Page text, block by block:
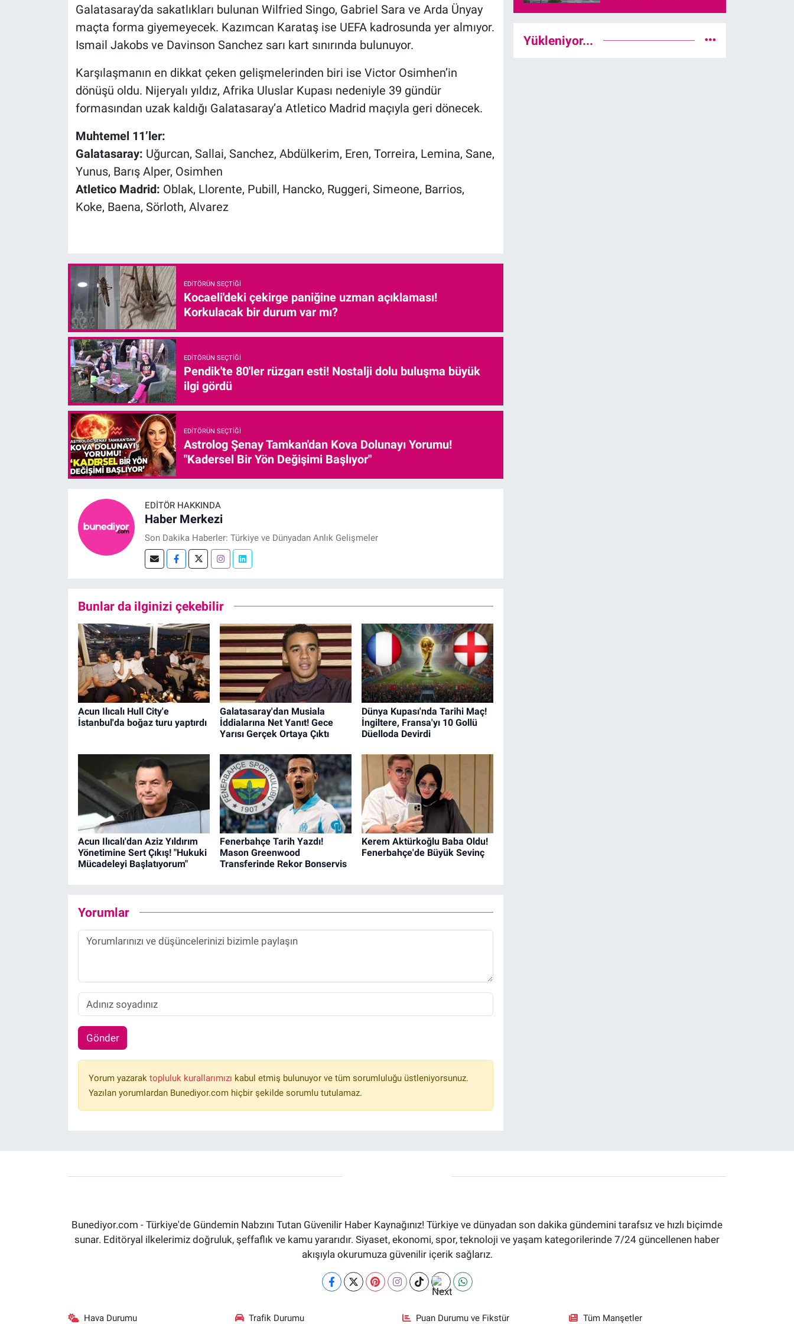
Galatasaray’da sakatlıkları bulunan Wilfried Singo, Gabriel Sara ve Arda Ünyay
maçta forma giyemeyecek. Kazımcan Karataş ise UEFA kadrosunda yer almıyor.
Ismail Jakobs ve Davinson Sanchez sarı kart sınırında bulunuyor.
Karşılaşmanın en dikkat çeken gelişmelerinden biri ise Victor Osimhen’in
dönüşü oldu. Nijeryalı yıldız, Afrika Uluslar Kupası nedeniyle 39 gündür
formasından uzak kaldığı Galatasaray’a Atletico Madrid maçıyla geri dönecek.
Muhtemel 11’ler:
Galatasaray: Uğurcan, Sallai, Sanchez, Abdülkerim, Eren, Torreira, Lemina, Sane,
Yunus, Barış Alper, Osimhen
Atletico Madrid: Oblak, Llorente, Pubill, Hancko, Ruggeri, Simeone, Barrios,
Koke, Baena, Sörloth, Alvarez
EDITÖRÜN SEÇTIĞI
Kocaeli'deki çekirge paniğine uzman açıklaması!
Korkulacak bir durum var mı?
EDITÖRÜN SEÇTIĞI
Pendik'te 80'ler rüzgarı esti! Nostalji dolu buluşma büyük
ilgi gördü
EDITÖRÜN SEÇTIĞI
Astrolog Şenay Tamkan'dan Kova Dolunayı Yorumu!
"Kadersel Bir Yön Değişimi Başlıyor"
EDITÖR HAKKINDA
Haber Merkezi
Son Dakika Haberler: Türkiye ve Dünyadan Anlık Gelişmeler
Bunlar da ilginizi çekebilir
Acun Ilıcalı Hull City'e
İstanbul'da boğaz turu yaptırdı
Galatasaray'dan Musiala
İddialarına Net Yanıt! Gece
Yarısı Gerçek Ortaya Çıktı
Dünya Kupası'nda Tarihi Maç!
İngiltere, Fransa'yı 10 Gollü
Düelloda Devirdi
Acun Ilıcalı'dan Aziz Yıldırım
Yönetimine Sert Çıkış! "Hukuki
Mücadeleyi Başlatıyorum"
Fenerbahçe Tarih Yazdı!
Mason Greenwood
Transferinde Rekor Bonservis
Kerem Aktürkoğlu Baba Oldu!
Fenerbahçe'de Büyük Sevinç
Yorumlar
Gönder
Yorum yazarak topluluk kurallarımızı kabul etmiş bulunuyor ve tüm sorumluluğu üstleniyorsunuz.
Yazılan yorumlardan Bunediyor.com hiçbir şekilde sorumlu tutulamaz.
Yükleniyor...
Bunediyor.com - Türkiye'de Gündemin Nabzını Tutan Güvenilir Haber Kaynağınız! Türkiye ve dünyadan son dakika gündemini tarafsız ve hızlı biçimde
sunar. Editöryal ilkelerimiz doğruluk, şeffaflık ve kamu yararıdır. Siyaset, ekonomi, spor, teknoloji ve yaşam kategorilerinde 7/24 güncellenen haber
akışıyla okurumuza güvenilir içerik sağlarız.
Hava Durumu Trafik Durumu Puan Durumu ve Fikstür Tüm Manşetler